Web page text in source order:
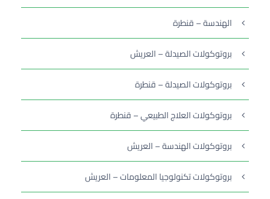
الهندسة – قنطرة
بروتوكولات الصيدلة – العريش
بروتوكولات الصيدلة – قنطرة
بروتوكولات العلاج الطبيعي – قنطرة
بروتوكولات الهندسة – العريش
بروتوكولات تكنولوجيا المعلومات – العريش